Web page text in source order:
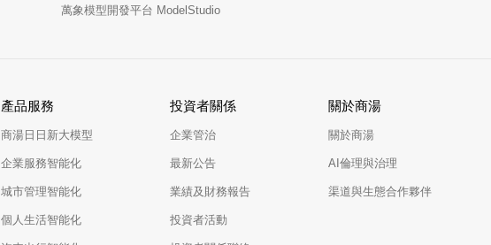
萬象模型開發平台 ModelStudio
產品服務
商湯日日新大模型
企業服務智能化
城市管理智能化
個人生活智能化
投資者關係
企業管治
最新公告
業績及財務報告
投資者活動
關於商湯
關於商湯
AI倫理與治理
渠道與生態合作夥伴